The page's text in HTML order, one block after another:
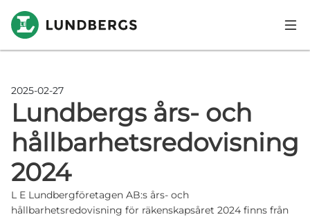
Hoppa till huvudinnehåll
2025-02-27
Lundbergs års- och
hållbarhetsredovisning
2024
L E Lundbergföretagen AB:s års- och
hållbarhetsredovisning för räkenskapsåret 2024 finns från